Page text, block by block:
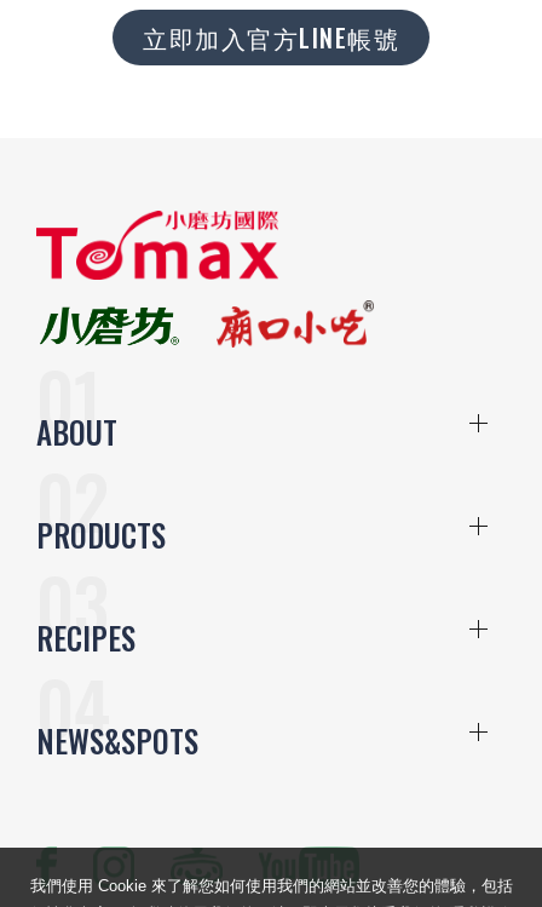
立即加入官方LINE帳號
ABOUT
PRODUCTS
RECIPES
NEWS&SPOTS
我們使用 Cookie 來了解您如何使用我們的網站並改善您的體驗，包括